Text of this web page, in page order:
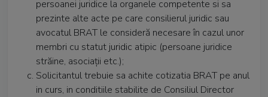
persoanei juridice la organele competente si sa
prezinte alte acte pe care consilierul juridic sau
avocatul BRAT le consideră necesare în cazul unor
membri cu statut juridic atipic (persoane juridice
străine, asociaţii etc.);
Solicitantul trebuie sa achite cotizatia BRAT pe anul
in curs, in conditiile stabilite de Consiliul Director